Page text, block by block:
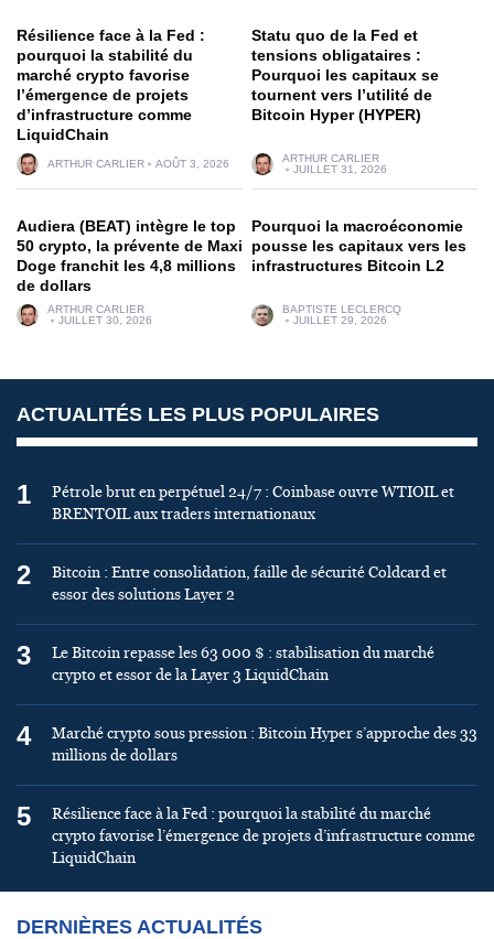
Résilience face à la Fed :
pourquoi la stabilité du
marché crypto favorise
l’émergence de projets
d’infrastructure comme
LiquidChain
ARTHUR CARLIER AOÛT 3, 2026
Statu quo de la Fed et
tensions obligataires :
Pourquoi les capitaux se
tournent vers l’utilité de
Bitcoin Hyper (HYPER)
ARTHUR CARLIER
JUILLET 31, 2026
Audiera (BEAT) intègre le top
50 crypto, la prévente de Maxi
Doge franchit les 4,8 millions
de dollars
ARTHUR CARLIER
JUILLET 30, 2026
Pourquoi la macroéconomie
pousse les capitaux vers les
infrastructures Bitcoin L2
BAPTISTE LECLERCQ
JUILLET 29, 2026
ACTUALITÉS LES PLUS POPULAIRES
1
Pétrole brut en perpétuel 24/7 : Coinbase ouvre WTIOIL et
BRENTOIL aux traders internationaux
2
Bitcoin : Entre consolidation, faille de sécurité Coldcard et
essor des solutions Layer 2
3
Le Bitcoin repasse les 63 000 $ : stabilisation du marché
crypto et essor de la Layer 3 LiquidChain
4
Marché crypto sous pression : Bitcoin Hyper s’approche des 33
millions de dollars
5
Résilience face à la Fed : pourquoi la stabilité du marché
crypto favorise l’émergence de projets d’infrastructure comme
LiquidChain
DERNIÈRES ACTUALITÉS